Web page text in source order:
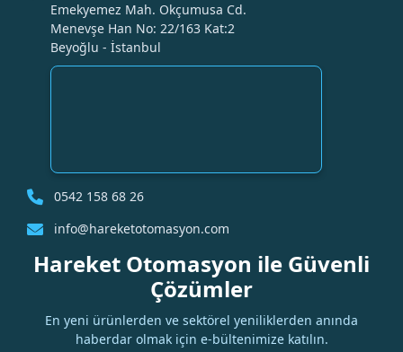
Emekyemez Mah. Okçumusa Cd.
Menevşe Han No: 22/163 Kat:2
Beyoğlu - İstanbul
0542 158 68 26
info@hareketotomasyon.com
Hareket Otomasyon ile Güvenli
Çözümler
En yeni ürünlerden ve sektörel yeniliklerden anında
haberdar olmak için e-bültenimize katılın.